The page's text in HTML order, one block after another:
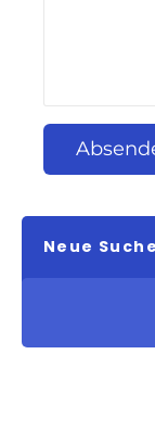
Neue Suche